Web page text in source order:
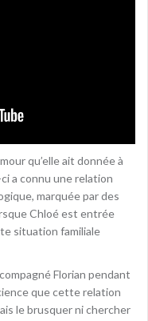
qu’elle ait donnée à
ci a connu une relation
marquée par des
Chloé est entrée
situation familiale
Florian pendant
que cette relation
le brusquer ni chercher